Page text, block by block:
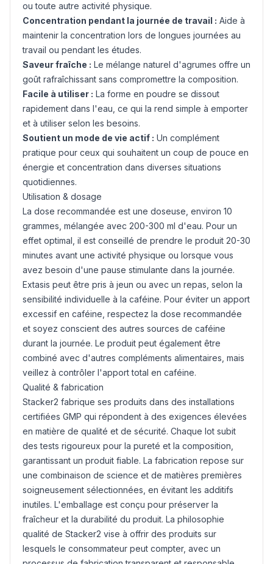
ou toute autre activité physique.
Concentration pendant la journée de travail : Aide à
maintenir la concentration lors de longues journées au
travail ou pendant les études.
Saveur fraîche : Le mélange naturel d'agrumes offre un
goût rafraîchissant sans compromettre la composition.
Facile à utiliser : La forme en poudre se dissout
rapidement dans l'eau, ce qui la rend simple à emporter
et à utiliser selon les besoins.
Soutient un mode de vie actif : Un complément
pratique pour ceux qui souhaitent un coup de pouce en
énergie et concentration dans diverses situations
quotidiennes.
Utilisation & dosage
La dose recommandée est une doseuse, environ 10
grammes, mélangée avec 200-300 ml d'eau. Pour un
effet optimal, il est conseillé de prendre le produit 20-30
minutes avant une activité physique ou lorsque vous
avez besoin d'une pause stimulante dans la journée.
Extasis peut être pris à jeun ou avec un repas, selon la
sensibilité individuelle à la caféine. Pour éviter un apport
excessif en caféine, respectez la dose recommandée
et soyez conscient des autres sources de caféine
durant la journée. Le produit peut également être
combiné avec d'autres compléments alimentaires, mais
veillez à contrôler l'apport total en caféine.
Qualité & fabrication
Stacker2 fabrique ses produits dans des installations
certifiées GMP qui répondent à des exigences élevées
en matière de qualité et de sécurité. Chaque lot subit
des tests rigoureux pour la pureté et la composition,
garantissant un produit fiable. La fabrication repose sur
une combinaison de science et de matières premières
soigneusement sélectionnées, en évitant les additifs
inutiles. L'emballage est conçu pour préserver la
fraîcheur et la durabilité du produit. La philosophie
qualité de Stacker2 vise à offrir des produits sur
lesquels le consommateur peut compter, avec un